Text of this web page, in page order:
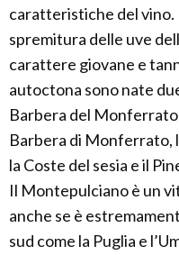
caratteristiche del
spremitura delle uve
carattere giovane e
autoctona sono nate
Barbera del
Barbera di Monferrato,
la Coste del sesia e il
Il Montepulciano è un
anche se è
sud come la Puglia e